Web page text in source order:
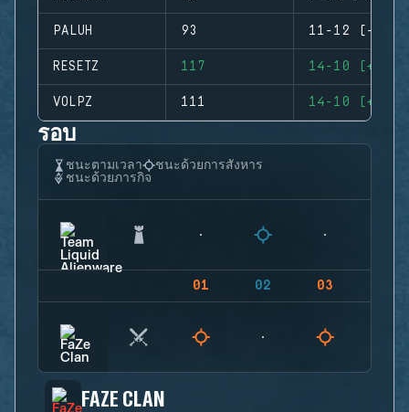
PALUH 93 11-12 (-1)
RESETZ 117 14-10 (+4)
VOLPZ 111 14-10 (+4)
รอบ
ชนะตามเวลา
ชนะด้วยการสังหาร
ชนะด้วยภารกิจ
01 02 03
FAZE CLAN